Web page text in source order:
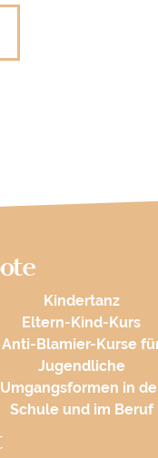
Kindertanz
Eltern-Kind-Kurs
Anti-Blamier-Kurse
Jugendliche
Umgangsformen in
Schule und im Beruf